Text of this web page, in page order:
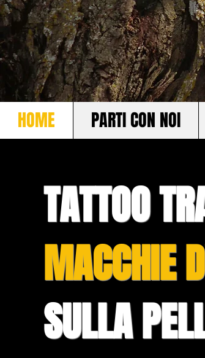
HOME PARTI CON NOI
TATTOO
MACCHIE
SULLA